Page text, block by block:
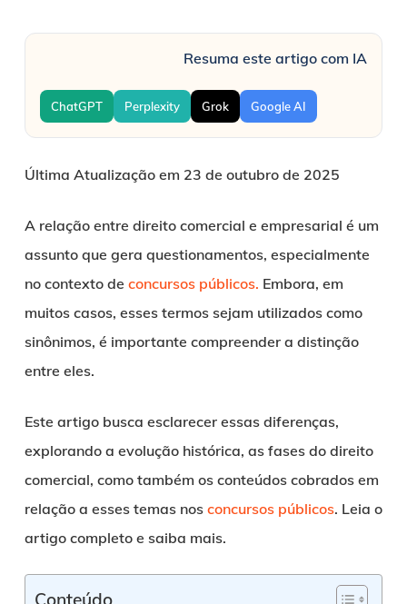
Resuma este artigo com IA
ChatGPT Perplexity Grok Google AI
Última Atualização em 23 de outubro de 2025
A relação entre direito comercial e empresarial é um
assunto que gera questionamentos, especialmente
no contexto de concursos públicos. Embora, em
muitos casos, esses termos sejam utilizados como
sinônimos, é importante compreender a distinção
entre eles.
Este artigo busca esclarecer essas diferenças,
explorando a evolução histórica, as fases do direito
comercial, como também os conteúdos cobrados em
relação a esses temas nos concursos públicos. Leia o
artigo completo e saiba mais.